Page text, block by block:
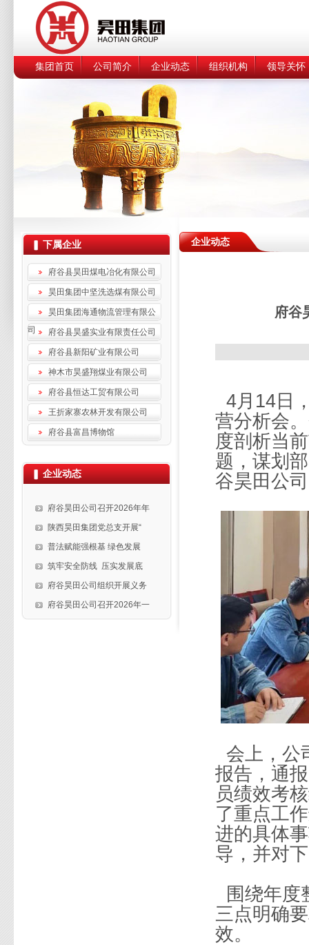
集团首页 公司简介 企业动态 组织机构 领导关怀
下属企业
府谷县昊田煤电冶化有限公司
昊田集团中坚洗选煤有限公司
昊田集团海通物流管理有限公
司
府谷县昊盛实业有限责任公司
府谷县新阳矿业有限公司
神木市昊盛翔煤业有限公司
府谷县恒达工贸有限公司
王折家寨农林开发有限公司
府谷县富昌博物馆
企业动态
府谷昊田公司召开2026年年
陕西昊田集团党总支开展“
普法赋能强根基 绿色发展
筑牢安全防线 压实发展底
府谷昊田公司组织开展义务
府谷昊田公司召开2026年一
企业动态
府谷
4月14日
营分析会
度剖析当
题，谋划
谷昊田公
会上，公
报告，通
员绩效考
了重点工
进的具体
导，并对
围绕年度
三点明确
效。